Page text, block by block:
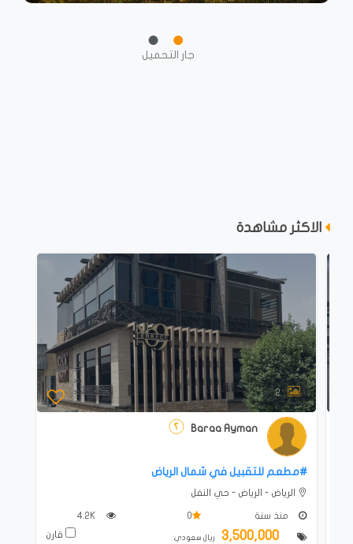
جار التحميل
الاكثر مشاهدة
2
Baraa Ayman
#‎مطعم للتقبيل في شمال الرياض
الرياض - الرياض - حي النفل
منذ سنة 0
3,500,000 ريال سعودي قارن